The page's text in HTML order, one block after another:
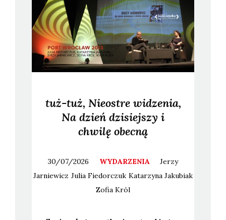
tuż-tuż, Nieostre widzenia,
Na dzień dzisiejszy i
chwilę obecną
30/07/2026 WYDARZENIA
Jerzy
Jarniewicz Julia Fiedorczuk Katarzyna Jakubiak
Zofia Król